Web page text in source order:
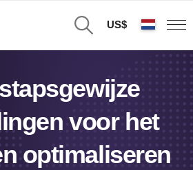
US$
voor het
optimaliseren